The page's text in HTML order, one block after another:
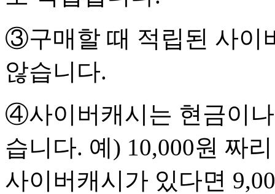
③구매할 때 적립된 사이
않습니다.
④사이버캐시는 현금이
습니다. 예) 10,000원 짜
사이버캐시가 있다면